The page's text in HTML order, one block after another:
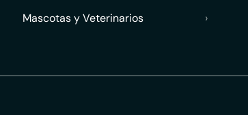
Mascotas y Veterinarios
›